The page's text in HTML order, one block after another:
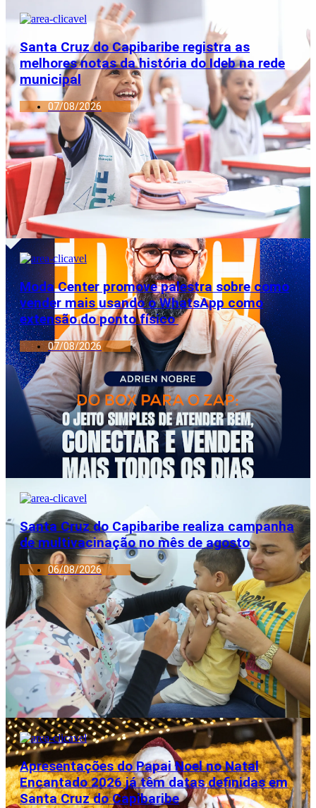
Santa Cruz do Capibaribe registra as
melhores notas da história do Ideb na rede
municipal
07/08/2026
Moda Center promove palestra sobre como
vender mais usando o WhatsApp como
extensão do ponto físico
07/08/2026
Santa Cruz do Capibaribe realiza campanha
de multivacinação no mês de agosto
06/08/2026
Apresentações do Papai Noel no Natal
Encantado 2026 já têm datas definidas em
Santa Cruz do Capibaribe